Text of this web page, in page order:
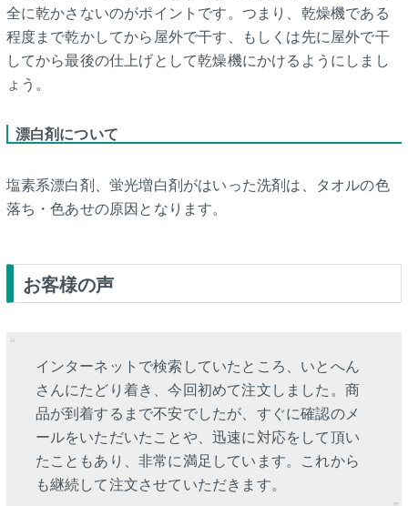
全に乾かさないのがポイントです。つまり、乾燥機である
程度まで乾かしてから屋外で干す、もしくは先に屋外で干
してから最後の仕上げとして乾燥機にかけるようにしまし
ょう。
漂白剤について
塩素系漂白剤、蛍光増白剤がはいった洗剤は、タオルの色
落ち・色あせの原因となります。
お客様の声
インターネットで検索していたところ、いとへん
さんにたどり着き、今回初めて注文しました。商
品が到着するまで不安でしたが、すぐに確認のメ
ールをいただいたことや、迅速に対応をして頂い
たこともあり、非常に満足しています。これから
も継続して注文させていただきます。